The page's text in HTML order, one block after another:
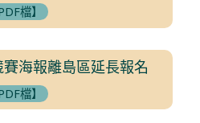
檔】
海報離島區延長報名
檔】